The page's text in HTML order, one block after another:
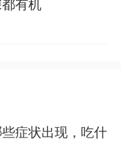
有机
症状出现，吃什